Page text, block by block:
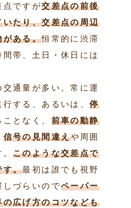
点ですが交差点の前後
たり、交差点の周辺
がある。恒常的に渋滞
帯、土日・休日には
通量が多い。常に運
する、あるいは、停
ことなく、 前車の動静
信号の見間違えや周囲
。このような交差点で
す。最初は誰でも視野
しづらいのでペーパー
広げ方のコツなども